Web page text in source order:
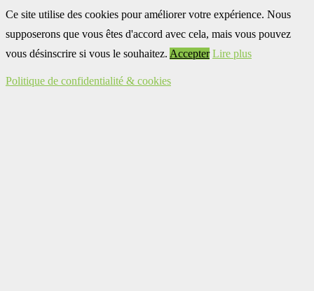
Ce site utilise des cookies pour améliorer votre expérience. Nous
supposerons que vous êtes d'accord avec cela, mais vous pouvez
vous désinscrire si vous le souhaitez. Accepter Lire plus
Politique de confidentialité & cookies